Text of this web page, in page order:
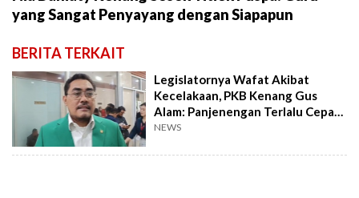
yang Sangat Penyayang dengan Siapapun
BERITA TERKAIT
Legislatornya Wafat Akibat
Kecelakaan, PKB Kenang Gus
Alam: Panjenengan Terlalu Cepat
Pergi...
NEWS